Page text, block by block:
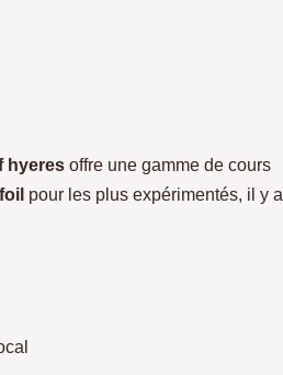
hyeres offre une gamme de cours
pour les plus expérimentés, il y a